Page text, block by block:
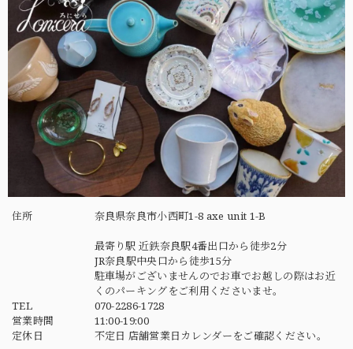
住所 奈良県奈良市小西町1-8 axe unit 1-B
最寄り駅 近鉄奈良駅4番出口から徒歩2分
JR奈良駅中央口から徒歩15分
駐車場がございませんのでお車でお越しの際はお近
くのパーキングをご利用くださいませ。
TEL
070-2286-1728
営業時間
11:00-19:00
定休日
不定日 店舗営業日カレンダーをご確認ください。